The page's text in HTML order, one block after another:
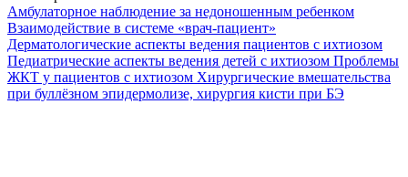
Амбулаторное наблюдение за недоношенным ребенком
Взаимодействие в системе «врач-пациент»
Дерматологические аспекты ведения пациентов с ихтиозом
Педиатрические аспекты ведения детей с ихтиозом Проблемы
ЖКТ у пациентов с ихтиозом Хирургические вмешательства
при буллёзном эпидермолизе, хирургия кисти при БЭ